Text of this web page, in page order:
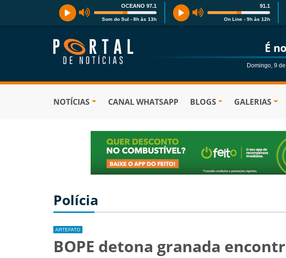
OCEANO 97.1
Som do Sul - 8h às 13h
91.1
On Line - 9h às 12h
É
Domingo, 9
NOTÍCIAS CANAL WHATSAPP BLOGS GALERIAS
Polícia
ARTEFATO
BOPE detona granada